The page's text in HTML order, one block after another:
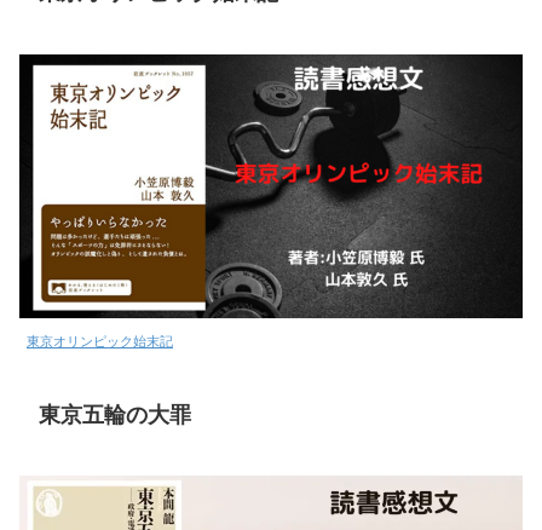
東京オリンピック始末記
東京五輪の大罪